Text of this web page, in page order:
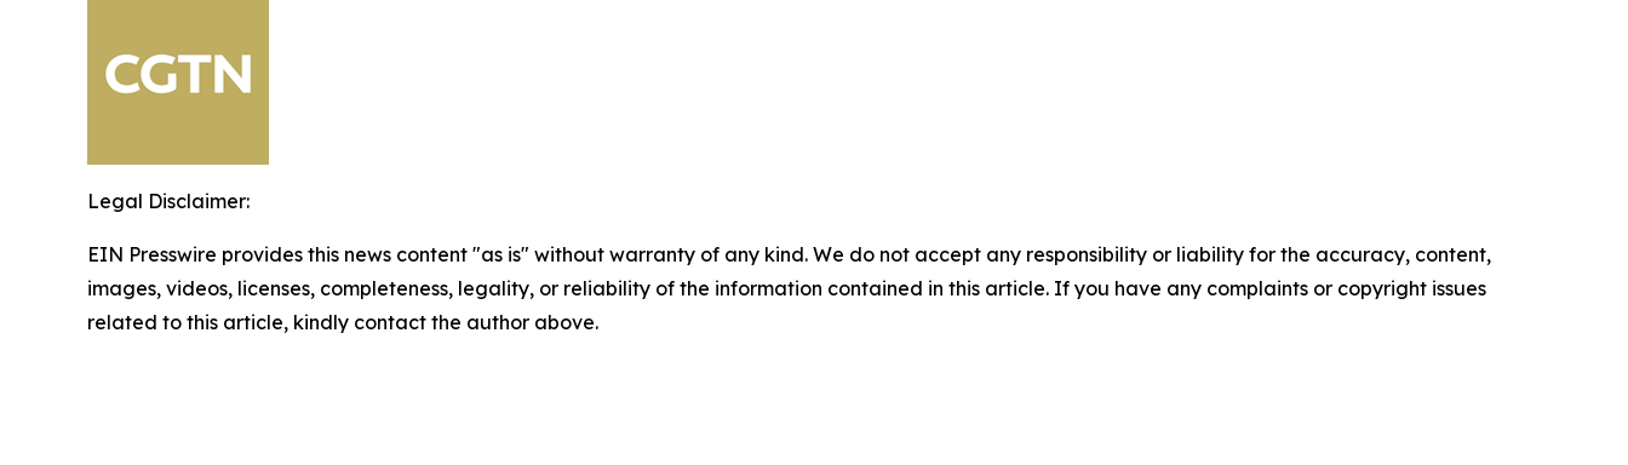
Legal Disclaimer:
EIN Presswire provides this news content "as is" without warranty of any kind. We do not accept any responsibility or liability for the accuracy, content,
images, videos, licenses, completeness, legality, or reliability of the information contained in this article. If you have any complaints or copyright issues
related to this article, kindly contact the author above.